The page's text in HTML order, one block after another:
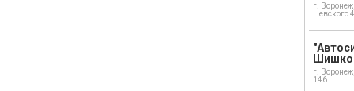
г.
Невского
г.
146